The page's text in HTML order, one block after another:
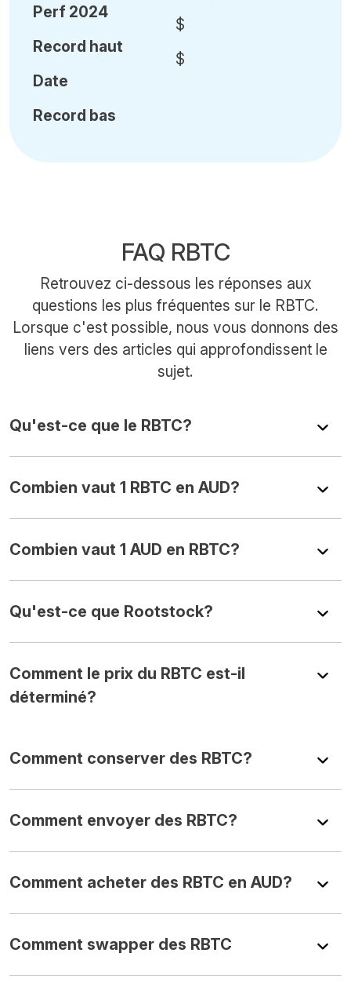
Perf 2024
Record haut
Date
Record bas
$
$
FAQ RBTC
Retrouvez ci-dessous les réponses aux
questions les plus fréquentes sur le RBTC.
Lorsque c'est possible, nous vous donnons des
liens vers des articles qui approfondissent le
sujet.
Qu'est-ce que le RBTC?
Combien vaut 1 RBTC en AUD?
Combien vaut 1 AUD en RBTC?
Qu'est-ce que Rootstock?
Comment le prix du RBTC est-il
déterminé?
Comment conserver des RBTC?
Comment envoyer des RBTC?
Comment acheter des RBTC en AUD?
Comment swapper des RBTC